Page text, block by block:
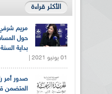
الأكثر قراءة
حول
بداية السنة
01 يونيو 2021 |
صدور أمر
المتضمن